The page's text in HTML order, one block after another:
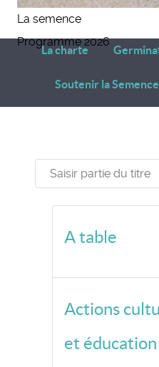
La semence
Programme 2026
La charte
Soutenir la Semence
Saisir partie du titre
A table
Actions
et éducation